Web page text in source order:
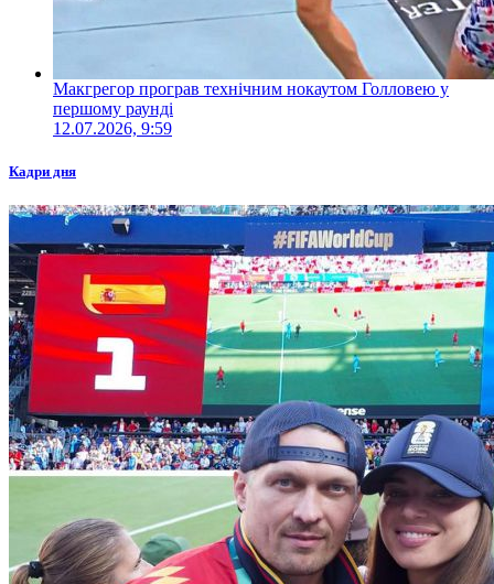
Макгрегор програв технічним нокаутом Голловею у
першому раунді
12.07.2026, 9:59
Кадри дня